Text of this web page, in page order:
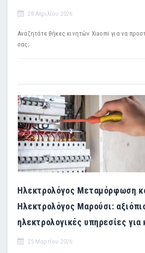
28 Απριλίου 2026
Αναζητάτε θήκες κινητών Xiaomi για να
σας;
Ηλεκτρολόγος Μεταμόρφωση
Ηλεκτρολόγος Μαρούσι:
ηλεκτρολογικές υπηρεσίες
25 Μαρτίου 2026